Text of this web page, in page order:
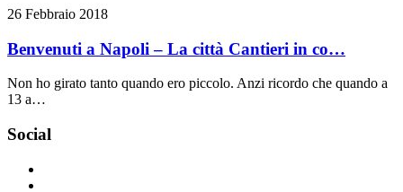
26 Febbraio 2018
Benvenuti a Napoli – La città Cantieri in co…
Non ho girato tanto quando ero piccolo. Anzi ricordo che quando a
13 a…
Social